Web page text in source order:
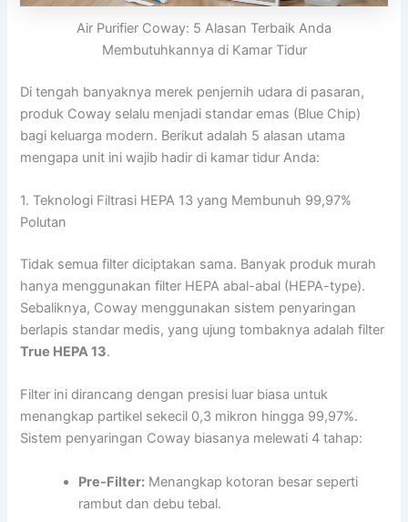
Air Purifier Coway: 5 Alasan Terbaik Anda
Membutuhkannya di Kamar Tidur
Di tengah banyaknya merek penjernih udara di pasaran,
produk Coway selalu menjadi standar emas (Blue Chip)
bagi keluarga modern. Berikut adalah 5 alasan utama
mengapa unit ini wajib hadir di kamar tidur Anda:
1. Teknologi Filtrasi HEPA 13 yang Membunuh 99,97%
Polutan
Tidak semua filter diciptakan sama. Banyak produk murah
hanya menggunakan filter HEPA abal-abal (HEPA-type).
Sebaliknya, Coway menggunakan sistem penyaringan
berlapis standar medis, yang ujung tombaknya adalah filter
True HEPA 13.
Filter ini dirancang dengan presisi luar biasa untuk
menangkap partikel sekecil 0,3 mikron hingga 99,97%.
Sistem penyaringan Coway biasanya melewati 4 tahap:
Pre-Filter: Menangkap kotoran besar seperti
rambut dan debu tebal.